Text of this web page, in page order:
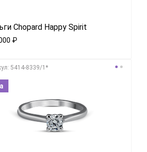
Chopard Happy Spirit
₽
5414-8339/1*